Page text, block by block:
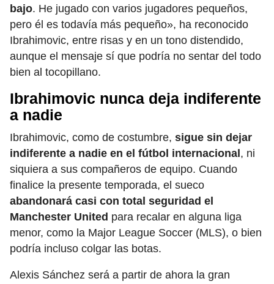
bajo. He jugado con varios jugadores pequeños,
pero él es todavía más pequeño», ha reconocido
Ibrahimovic, entre risas y en un tono distendido,
aunque el mensaje sí que podría no sentar del todo
bien al tocopillano.
Ibrahimovic nunca deja indiferente
a nadie
Ibrahimovic, como de costumbre, sigue sin dejar
indiferente a nadie en el fútbol internacional , ni
siquiera a sus compañeros de equipo. Cuando
finalice la presente temporada, el sueco
abandonará casi con total seguridad el
Manchester United para recalar en alguna liga
menor, como la Major League Soccer (MLS), o bien
podría incluso colgar las botas.
Alexis Sánchez será a partir de ahora la gran